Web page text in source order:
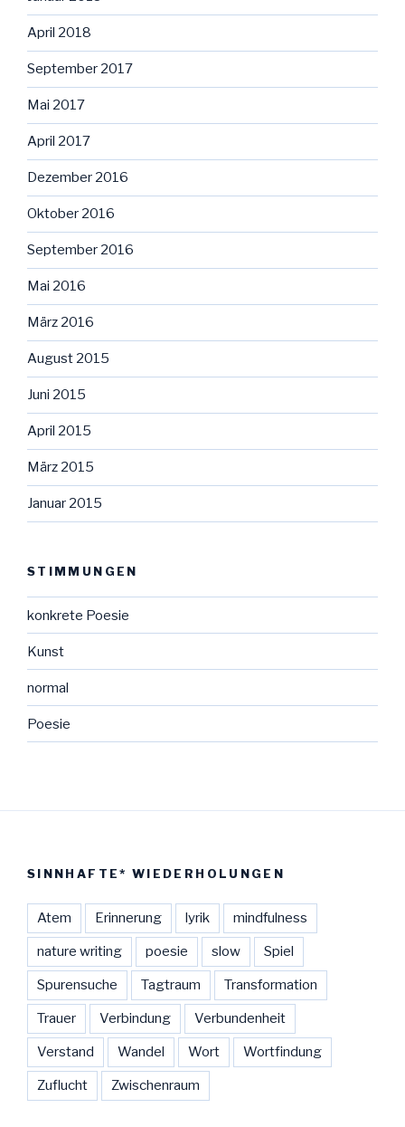
April 2018
September 2017
Mai 2017
April 2017
Dezember 2016
Oktober 2016
September 2016
Mai 2016
März 2016
August 2015
Juni 2015
April 2015
März 2015
Januar 2015
STIMMUNGEN
konkrete Poesie
Kunst
normal
Poesie
SINNHAFTE* WIEDERHOLUNGEN
Atem Erinnerung lyrik mindfulness
nature writing poesie slow Spiel
Spurensuche Tagtraum Transformation
Trauer Verbindung Verbundenheit
Verstand Wandel Wort Wortfindung
Zuflucht Zwischenraum